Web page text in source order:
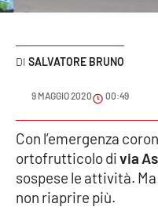
Meteo
Editoriali
SALVATORE BRUNO
9 MAGGIO 2020 00:49
Con l’emergenza
ortofrutticolo divia
sospese le attività.
non riaprire più.